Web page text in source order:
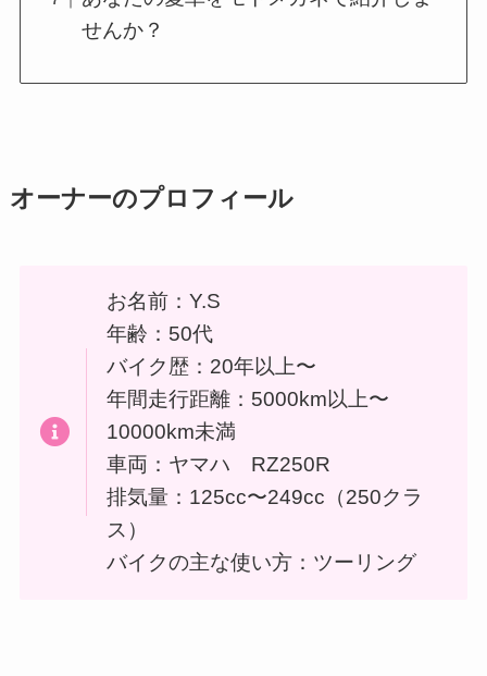
せんか？
オーナーのプロフィール
お名前：Y.S
年齢：50代
バイク歴：20年以上〜
年間走行距離：5000km以上〜
10000km未満
車両：ヤマハ RZ250R
排気量：125cc〜249cc（250クラ
ス）
バイクの主な使い方：ツーリング